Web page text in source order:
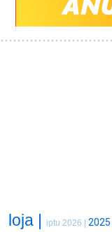
loja | iptu 2026 | 2025 |